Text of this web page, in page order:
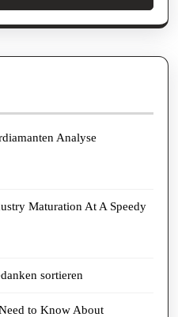
Analyse
Maturation At A Speedy
sortieren
to Know About